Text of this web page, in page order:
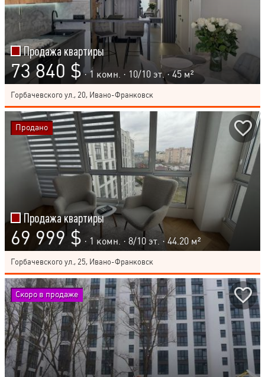
Продажа квартиры
73 840 $ · 1 комн. · 10/10 эт. · 45 м²
Горбачевского ул., 20, Ивано-Франковск
Продажа квартиры
69 999 $ · 1 комн. · 8/10эт. · 44.20 м²
Горбачевского ул., 25, Ивано-Франковск
Продано
Скоро в продаже